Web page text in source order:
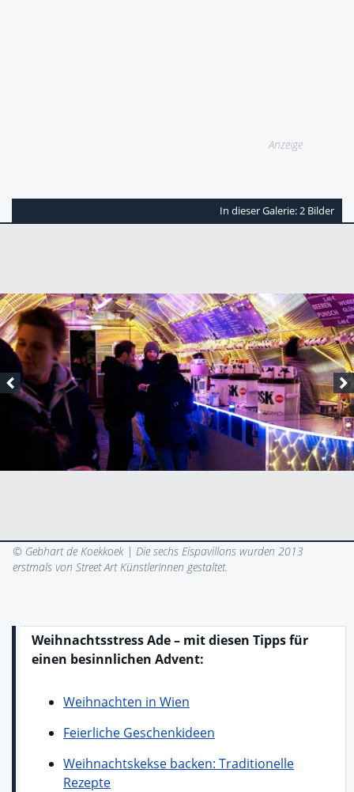
Anzeige
In dieser Galerie: 2 Bilder
© Gebhart de Koekkoek | Die sechs Eispavillons wurden 2013
erstmals von Street Art KünstlerInnen gestaltet.
Weihnachtsstress Ade – mit diesen Tipps für
einen besinnlichen Advent:
Weihnachten in Wien
Feierliche Geschenkideen
Weihnachtskekse backen: Traditionelle
Rezepte